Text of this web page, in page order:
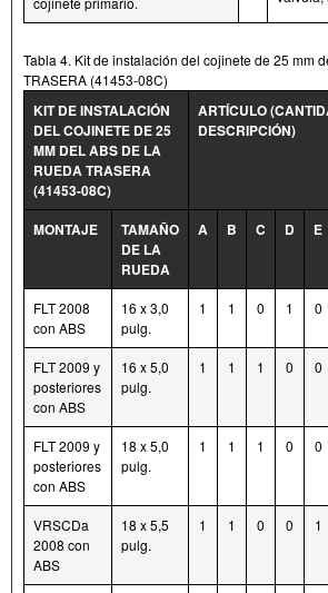
Tabla 4. Kit de instalación del cojinete de 25 mm
TRASERA (41453-08C)
KIT DE INSTALACIÓN
DEL COJINETE DE 25
MM DEL ABS DE LA
RUEDA TRASERA
(41453-08C)
ARTÍCULO
DESCRIPCIÓN)
MONTAJE
TAMAÑO
DE LA
RUEDA
A B C D E
FLT 2008
con ABS
16 x 3,0
pulg.
1 1 0 1 0
FLT 2009 y
posteriores
con ABS
16 x 5,0
pulg.
1 1 1 0 0
FLT 2009 y
posteriores
con ABS
18 x 5,0
pulg.
1 1 1 0 0
VRSCDa
2008 con
ABS
18 x 5,5
pulg.
1 1 0 0 1